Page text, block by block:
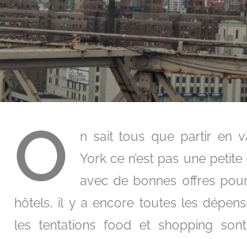
O
n sait tous que partir en
York ce n’est pas une
avec de bonnes offres
hôtels, il y a encore toutes les
les tentations food et shopping